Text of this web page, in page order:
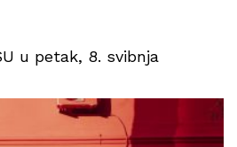
u petak, 8. svibnja